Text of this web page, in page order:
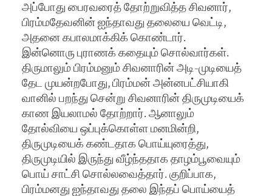
அப்போது பைரவரைத் தோற்றுவித்த சிவனார்,
பிரம்மதேவனின் ஐந்தாவது தலையை வெட்டி,
அதனை கபாலமாக்கிக் கொண்டார்.
இன்னொரு புராணக் கதையும் சொல்வார்கள்.
திருமாலும் பிரம்மனும் சிவனாரின் அடி-முடியைத்
தேட முயன்றபோது, பிரம்மன் அன்னபட்சியாகி
வானில் பறந்து சென்று சிவனாரின் திருமுடியைக்
காண இயலாமல் தோற்றார். ஆனாலும்
தோல்வியை ஒப்புக்கொள்ள மனமின்றி,
திருமுடியைக் கண்டதாக பொய்யுரைத்து,
திருமுடியில் இருந்து வீழ்ந்ததாக தாழம்பூவையும்
பொய் சாட்சி சொல்லவைத்தார். குறிப்பாக,
பிரம்மனது ஐந்தாவது தலை இந்தப் பொய்யைத்